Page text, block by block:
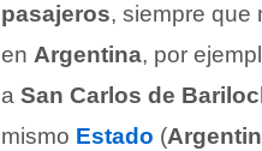
pasajeros, siempre que
en Argentina, por
a San Carlos de
mismo Estado (